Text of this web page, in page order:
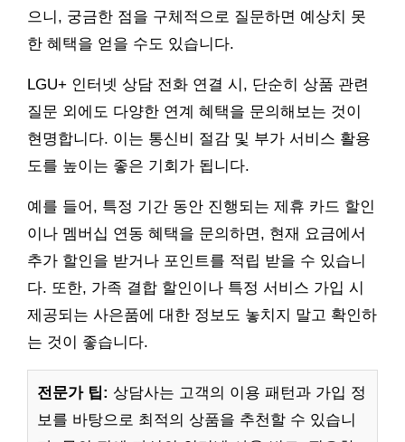
으니, 궁금한 점을 구체적으로 질문하면 예상치 못
한 혜택을 얻을 수도 있습니다.
LGU+ 인터넷 상담 전화 연결 시, 단순히 상품 관련
질문 외에도 다양한 연계 혜택을 문의해보는 것이
현명합니다. 이는 통신비 절감 및 부가 서비스 활용
도를 높이는 좋은 기회가 됩니다.
예를 들어, 특정 기간 동안 진행되는 제휴 카드 할인
이나 멤버십 연동 혜택을 문의하면, 현재 요금에서
추가 할인을 받거나 포인트를 적립 받을 수 있습니
다. 또한, 가족 결합 할인이나 특정 서비스 가입 시
제공되는 사은품에 대한 정보도 놓치지 말고 확인하
는 것이 좋습니다.
전문가 팁: 상담사는 고객의 이용 패턴과 가입 정
보를 바탕으로 최적의 상품을 추천할 수 있습니